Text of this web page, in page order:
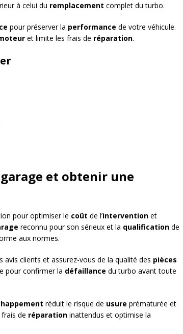
à celui du remplacement complet du turbo.
pour préserver la performance de votre véhicule.
et limite les frais de réparation.
et obtenir une
pour optimiser le coût de l’intervention et
reconnu pour son sérieux et la qualification de
aux normes.
avis clients et assurez-vous de la qualité des pièces
pour confirmer la défaillance du turbo avant toute
réduit le risque de usure prématurée et
de réparation inattendus et optimise la